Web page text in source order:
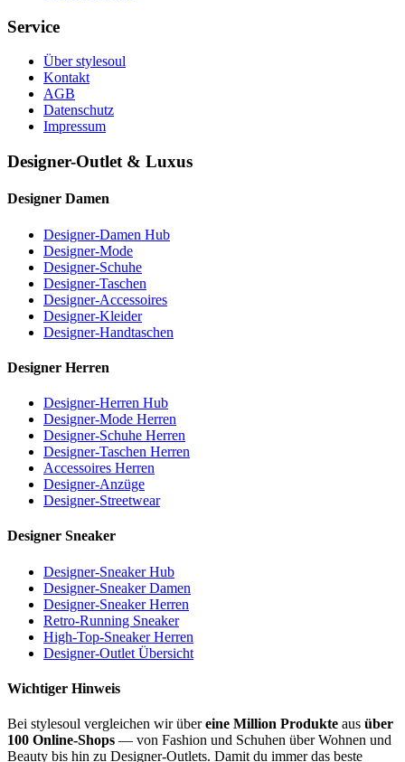
Service
Über stylesoul
Kontakt
AGB
Datenschutz
Impressum
Designer-Outlet & Luxus
Designer Damen
Designer-Damen Hub
Designer-Mode
Designer-Schuhe
Designer-Taschen
Designer-Accessoires
Designer-Kleider
Designer-Handtaschen
Designer Herren
Designer-Herren Hub
Designer-Mode Herren
Designer-Schuhe Herren
Designer-Taschen Herren
Accessoires Herren
Designer-Anzüge
Designer-Streetwear
Designer Sneaker
Designer-Sneaker Hub
Designer-Sneaker Damen
Designer-Sneaker Herren
Retro-Running Sneaker
High-Top-Sneaker Herren
Designer-Outlet Übersicht
Wichtiger Hinweis
Bei stylesoul vergleichen wir übereine Million Produkte aus über
100 Online-Shops — von Fashion und Schuhen über Wohnen und
Beauty bis hin zu Designer-Outlets. Damit du immer das beste